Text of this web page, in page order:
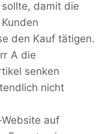
damit die
den Kauf tätigen.
A die
senken
nicht
auf